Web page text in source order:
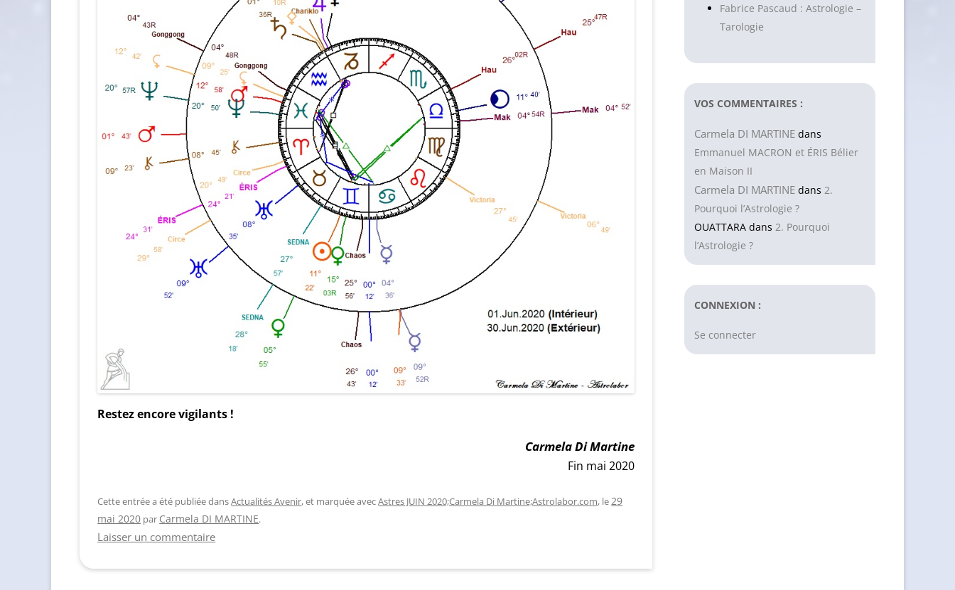
Restez encore vigilants !
Carmela Di Martine
Fin mai 2020
Cette entrée a été publiée dansActualités Avenir, et marquée avecAstres JUIN 2020;Carmela Di Martine;Astrolabor.com, le29
mai 2020 par Carmela DI MARTINE.
Laisser un commentaire
Fabrice Pascaud : Astrologie –
Tarologie
VOS COMMENTAIRES :
Carmela DI MARTINE dans
Emmanuel MACRON et ÉRIS Bélier
en Maison II
Carmela DI MARTINE dans 2.
Pourquoi l’Astrologie ?
OUATTARA dans 2. Pourquoi
l’Astrologie ?
CONNEXION :
Se connecter